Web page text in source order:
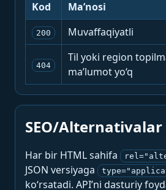
Kod Ma’nosi
200 Muvaffaqiyatli
404
Til yoki region
ma’lumot yo‘q
SEO/Alternativalar
Har bir HTML sahifa
JSON versiyaga
ko‘rsatadi. API’ni dasturiy